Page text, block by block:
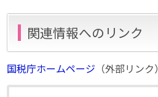
関連情報へのリンク
国税庁ホームページ （外部リンク）